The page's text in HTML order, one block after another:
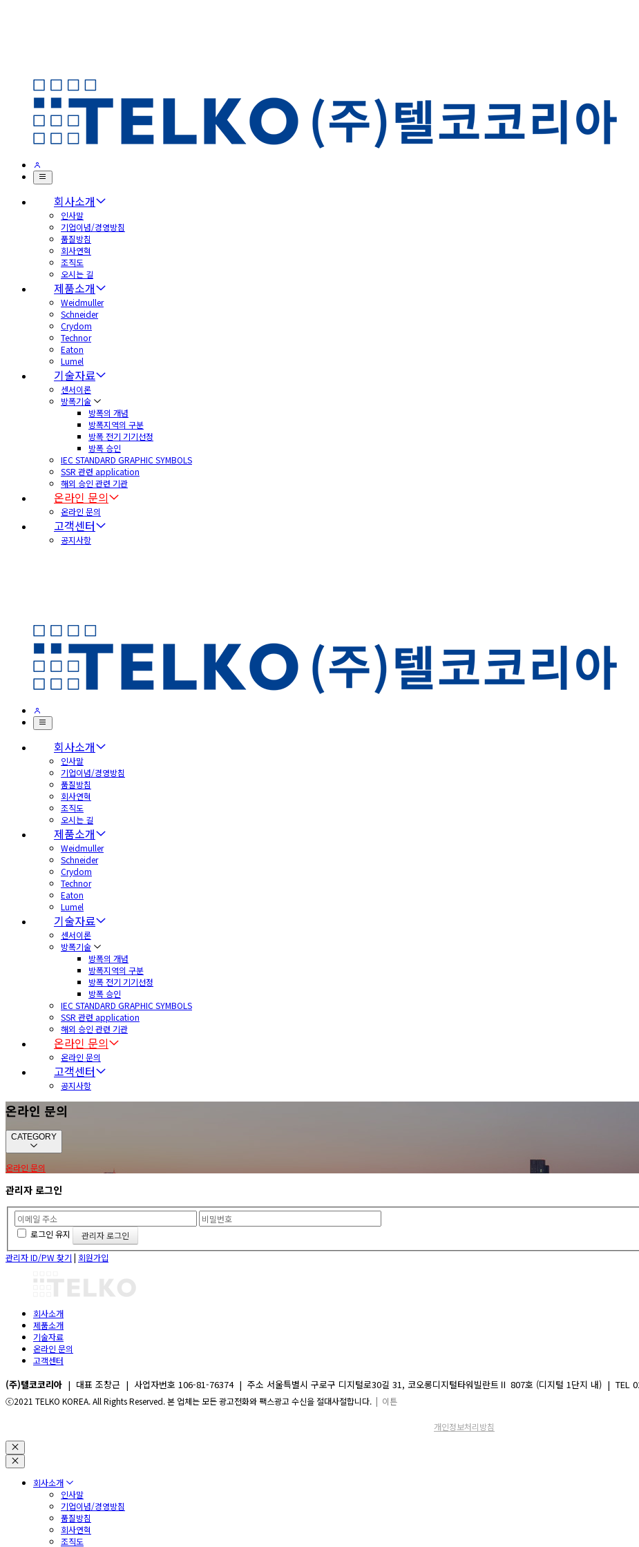
회사소개
인사말
기업이념/경영방침
품질방침
회사연혁
조직도
오시는 길
제품소개
Weidmuller
Schneider
Crydom
Technor
Eaton
Lumel
기술자료
센서이론
방폭기술
방폭의 개념
방폭지역의 구분
방폭 전기 기기선정
방폭 승인
IEC STANDARD GRAPHIC SYMBOLS
SSR 관련 application
해외 승인 관련 기관
온라인 문의
온라인 문의
고객센터
공지사항
회사소개
인사말
기업이념/경영방침
품질방침
회사연혁
조직도
오시는 길
제품소개
Weidmuller
Schneider
Crydom
Technor
Eaton
Lumel
기술자료
센서이론
방폭기술
방폭의 개념
방폭지역의 구분
방폭 전기 기기선정
방폭 승인
IEC STANDARD GRAPHIC SYMBOLS
SSR 관련 application
해외 승인 관련 기관
온라인 문의
온라인 문의
고객센터
공지사항
온라인 문의
CATEGORY
온라인 문의
관리자 로그인
로그인 유지
관리자 ID/PW 찾기 | 회원가입
회사소개
제품소개
기술자료
온라인 문의
고객센터
(주)텔코코리아 | 대표 조창근 | 사업자번호 106-81-76374 | 주소 서울특별시 구로구 디지털로30길 31, 코오롱디지털타워빌란트Ⅱ 807호 (디지털 1단지 내) |
ⓒ2021 TELKO KOREA. All Rights Reserved. 본 업체는 모든 광고전화와 팩스광고 수신을 절대사절합니다. | 이튼
개인정보처리방침
회사소개
인사말
기업이념/경영방침
품질방침
회사연혁
조직도